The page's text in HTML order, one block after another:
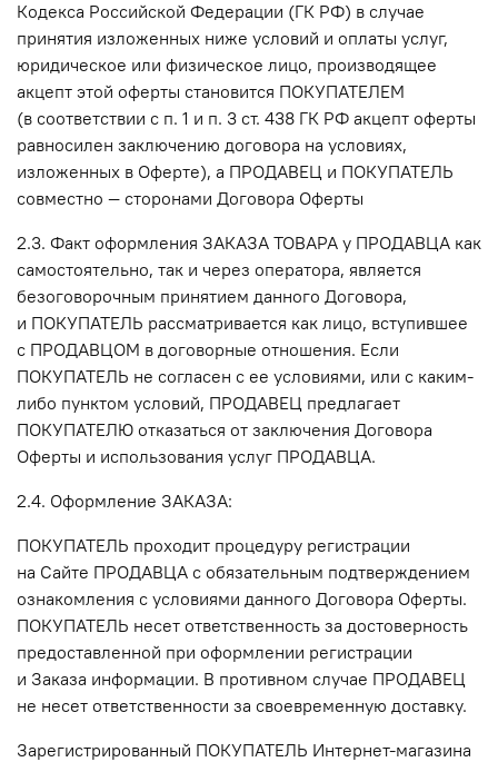
Кодекса Российской Федерации (ГК РФ) в случае
принятия изложенных ниже условий и оплаты услуг,
юридическое или физическое лицо, производящее
акцепт этой оферты становится ПОКУПАТЕЛЕМ
(в соответствии с п. 1 и п. 3 ст. 438 ГК РФ акцепт оферты
равносилен заключению договора на условиях,
изложенных в Оферте), а ПРОДАВЕЦ и ПОКУПАТЕЛЬ
совместно — сторонами Договора Оферты
2.3. Факт оформления ЗАКАЗА ТОВАРА у ПРОДАВЦА как
самостоятельно, так и через оператора, является
безоговорочным принятием данного Договора,
и ПОКУПАТЕЛЬ рассматривается как лицо, вступившее
с ПРОДАВЦОМ в договорные отношения. Если
ПОКУПАТЕЛЬ не согласен с ее условиями, или с каким-
либо пунктом условий, ПРОДАВЕЦ предлагает
ПОКУПАТЕЛЮ отказаться от заключения Договора
Оферты и использования услуг ПРОДАВЦА.
2.4. Оформление ЗАКАЗА:
ПОКУПАТЕЛЬ проходит процедуру регистрации
на Сайте ПРОДАВЦА с обязательным подтверждением
ознакомления с условиями данного Договора Оферты.
ПОКУПАТЕЛЬ несет ответственность за достоверность
предоставленной при оформлении регистрации
и Заказа информации. В противном случае ПРОДАВЕЦ
не несет ответственности за своевременную доставку.
Зарегистрированный ПОКУПАТЕЛЬ Интернет-магазина